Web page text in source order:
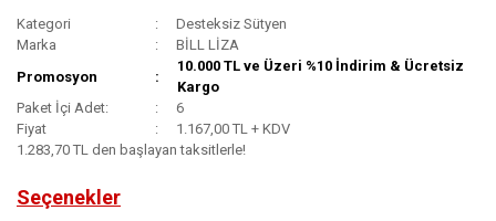
Kategori
Desteksiz Sütyen
Marka
BİLL LİZA
Promosyon
10.000 TL ve Üzeri %10 İndirim & Ücretsiz
Kargo
Paket İçi Adet:
6
Fiyat
1.167,00 TL + KDV
1.283,70 TL den başlayan taksitlerle!
Seçenekler